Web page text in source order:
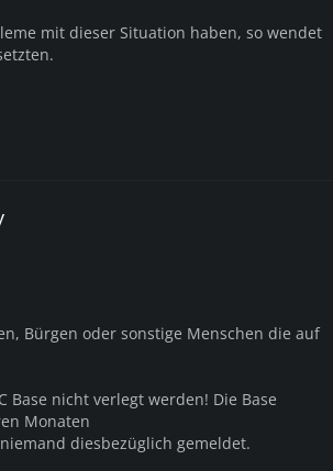
mit dieser Situation haben, so wendet
Bürgen oder sonstige Menschen die auf
Base nicht verlegt werden! Die Base
Monaten
diesbezüglich gemeldet.